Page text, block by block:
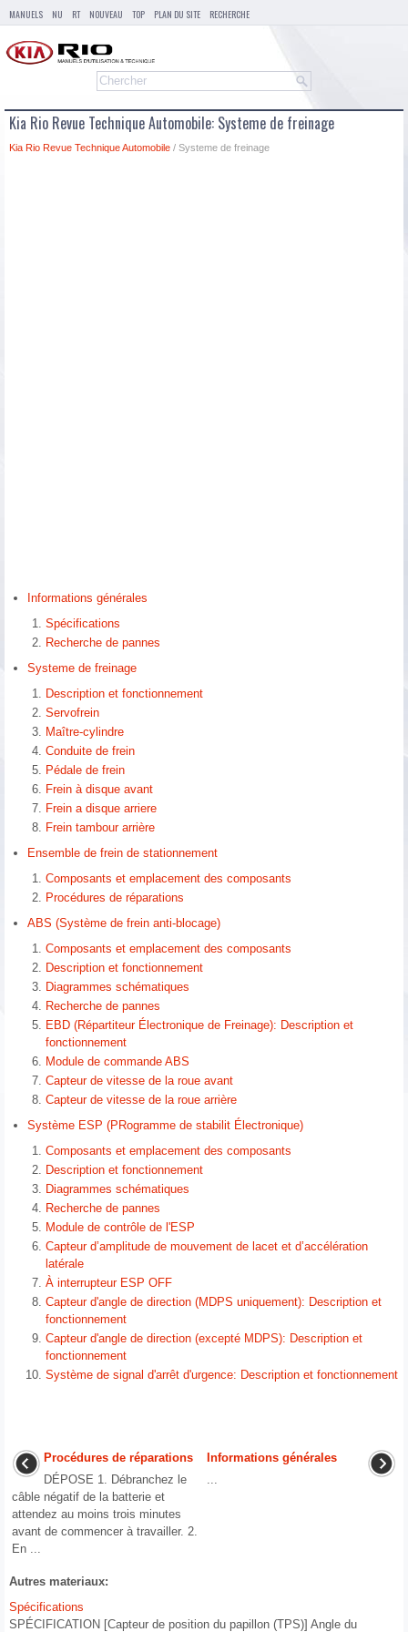
MANUELS NU RT NOUVEAU TOP PLAN DU SITE RECHERCHE
Kia Rio Revue Technique Automobile: Systeme de freinage
Kia Rio Revue Technique Automobile / Systeme de freinage
Informations générales
Spécifications
Recherche de pannes
Systeme de freinage
Description et fonctionnement
Servofrein
Maître-cylindre
Conduite de frein
Pédale de frein
Frein à disque avant
Frein a disque arriere
Frein tambour arrière
Ensemble de frein de stationnement
Composants et emplacement des composants
Procédures de réparations
ABS (Système de frein anti-blocage)
Composants et emplacement des composants
Description et fonctionnement
Diagrammes schématiques
Recherche de pannes
EBD (Répartiteur Électronique de Freinage): Description et
fonctionnement
Module de commande ABS
Capteur de vitesse de la roue avant
Capteur de vitesse de la roue arrière
Système ESP (PRogramme de stabilit Électronique)
Composants et emplacement des composants
Description et fonctionnement
Diagrammes schématiques
Recherche de pannes
Module de contrôle de l'ESP
Capteur d’amplitude de mouvement de lacet et d’accélération
latérale
À interrupteur ESP OFF
Capteur d'angle de direction (MDPS uniquement): Description et
fonctionnement
Capteur d'angle de direction (excepté MDPS): Description et
fonctionnement
Système de signal d'arrêt d'urgence: Description et fonctionnement
Procédures de réparations
DÉPOSE 1. Débranchez le
câble négatif de la batterie et
attendez au moins trois minutes
avant de commencer à travailler. 2.
En ...
Informations générales
...
Autres materiaux:
Spécifications
SPÉCIFICATION [Capteur de position du papillon (TPS)] Angle du